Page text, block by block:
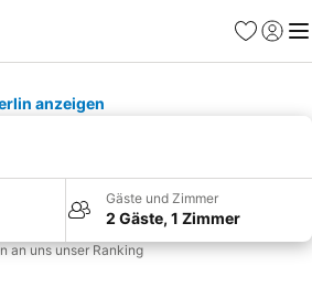
Favoriten
anzeigen
Gäste und Zimmer
2 Gäste, 1 Zimmer
an uns unser Ranking